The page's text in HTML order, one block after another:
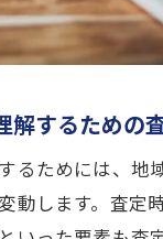
高
解するための
るためには、地
動します。査